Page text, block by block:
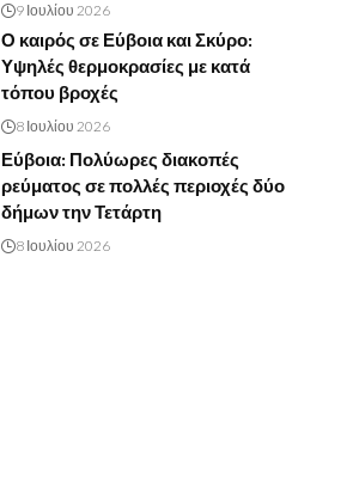
9 Ιουλίου 2026
Ο καιρός σε Εύβοια και Σκύρο:
Υψηλές θερμοκρασίες με κατά
τόπου βροχές
8 Ιουλίου 2026
Εύβοια: Πολύωρες διακοπές
ρεύματος σε πολλές περιοχές δύο
δήμων την Τετάρτη
8 Ιουλίου 2026